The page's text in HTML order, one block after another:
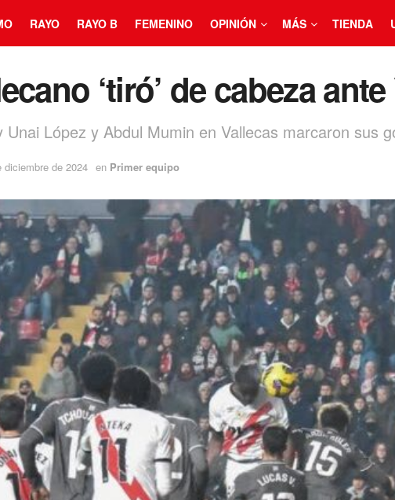
RAYO RAYO B FEMENINO OPINIÓN MÁS TIENDA
‘tiró’ de cabeza
Unai López y Abdul Mumin en Vallecas marcaron sus
diciembre de 2024 en Primer equipo